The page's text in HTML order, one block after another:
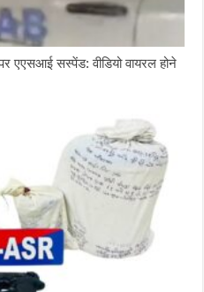
सस्पेंड: वीडियो वायरल होने